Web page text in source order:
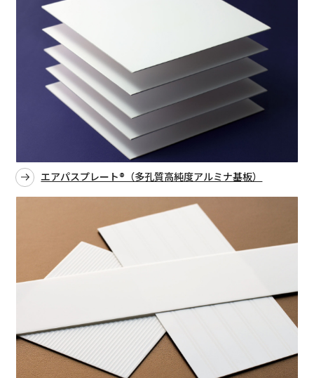
エアパスプレート®（多孔質高純度アルミナ基板）